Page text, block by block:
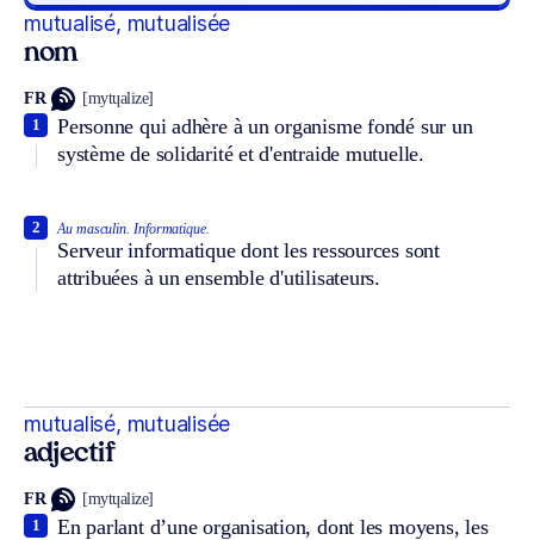
mutualisé, mutualisée
nom
FR [mytɥalize]
Personne qui adhère à un organisme fondé sur un
système de solidarité et d'entraide mutuelle.
1
Au masculin. Informatique.
Serveur informatique dont les ressources sont
attribuées à un ensemble d'utilisateurs.
2
mutualisé, mutualisée
adjectif
FR [mytɥalize]
En parlant d’une organisation, dont les moyens, les
1